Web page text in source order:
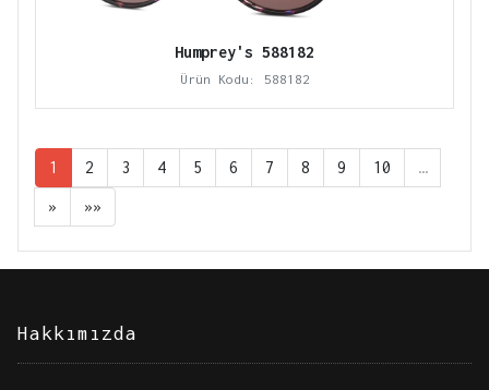
Humprey's 588182
Ürün Kodu: 588182
1 2 3 4 5 6 7 8 9 10 …
» »»
Hakkımızda